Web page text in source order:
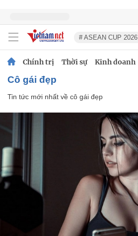
# ASEAN CUP 2026
Chính trị Thời sự Kinh doanh
cô gái đẹp
Tin tức mới nhất về cô gái đẹp